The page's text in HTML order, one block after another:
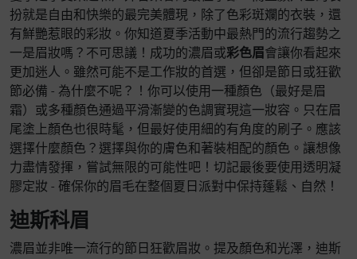
扮就是自由和快樂的最完美體現，除了色彩斑斕的衣裝，還
有鮮艷惹眼的彩妝。你知道夏季活動中最熱門的流行趨勢之
一是眉妝嗎？不可思議！成功的濃眉或彩色眉會讓你看起來
更加迷人。雖然可能不是工作妝的首選，但卻是節日或狂歡
節必備 - 為什麼不呢？！你可以使用一種顏色（最好是眉
霜）或多種顏色通過平滑漸變的色調實現這一妝容。只在眉
尾塗上顏色也很時髦，但最好使用細的有角度的刷子。應該
選擇什麼顏色？選擇與你的膚色和著裝相配的顏色。讓想像
力盡情發揮，嘗試無限的可能性吧！切記最後要使用透明凝
膠定妝 - 確保你的眉毛在整個夏日派對中保持蓬鬆、自然！
迪斯科眉
濃眉並非唯一流行的節日狂歡眉妝。提及顏色和光澤，迪斯